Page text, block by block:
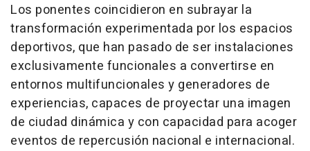
Los ponentes coincidieron en subrayar la
transformación experimentada por los espacios
deportivos, que han pasado de ser instalaciones
exclusivamente funcionales a convertirse en
entornos multifuncionales y generadores de
experiencias, capaces de proyectar una imagen
de ciudad dinámica y con capacidad para acoger
eventos de repercusión nacional e internacional.